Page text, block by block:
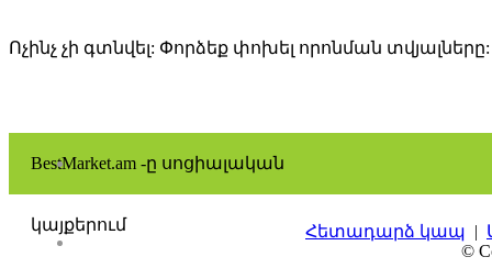
Ոչինչ չի գտնվել: Փորձեք փոխել որոնման տվյալները:
BestMarket.am -ը սոցիալական
կայքերում Հետադարձ կապ |
©